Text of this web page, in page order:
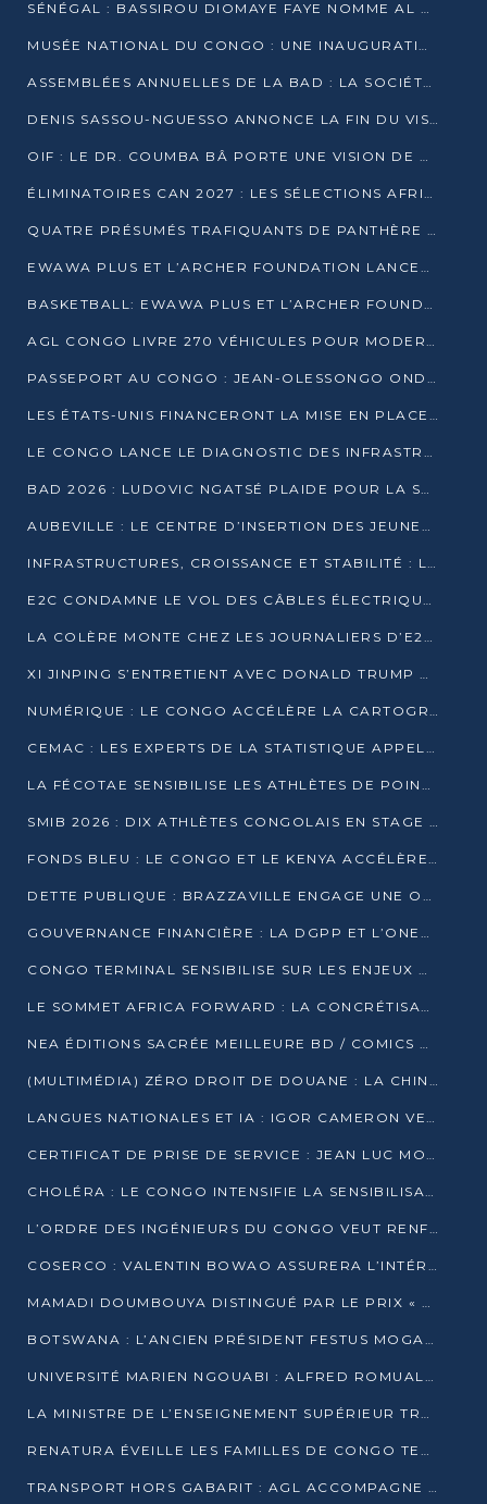
SÉNÉGAL : BASSIROU DIOMAYE FAYE NOMME AL AMINOU LÔ PREMIER MINISTRE
MUSÉE NATIONAL DU CONGO : UNE INAUGURATION PORTEUSE D’ESPOIR POUR LA CULTURE
ASSEMBLÉES ANNUELLES DE LA BAD : LA SOCIÉTÉ CIVILE CONGOLAISE À LA RECHERCHE DE PARTENAIRES POUR SES PROJETS
DENIS SASSOU-NGUESSO ANNONCE LA FIN DU VISA POUR LES AFRICAINS EN 2027
OIF : LE DR. COUMBA BÂ PORTE UNE VISION DE DIALOGUE, DE STABILITÉ ET DE RÉFORME À LA TÊTE
ÉLIMINATOIRES CAN 2027 : LES SÉLECTIONS AFRICAINES CONNAISSENT LEURS ADVERSAIRES
QUATRE PRÉSUMÉS TRAFIQUANTS DE PANTHÈRE ARRÊTÉS À EWO
EWAWA PLUS ET L’ARCHER FOUNDATION LANCENT UN CAMP DE BASKET POUR LES JEUNES À BRAZZAVILLE
BASKETBALL: EWAWA PLUS ET L’ARCHER FOUNDATION LANCENT UN CAMP POUR LES JEUNES
AGL CONGO LIVRE 270 VÉHICULES POUR MODERNISER LE TRANSPORT URBAIN
PASSEPORT AU CONGO : JEAN-OLESSONGO ONDAYE VEUT METTRE FIN AUX LENTEURS ADMINISTRATIVES
LES ÉTATS-UNIS FINANCERONT LA MISE EN PLACE DE JUSQU’À 50 CLINIQUES DE LUTTE CONTRE L’EBOLA
LE CONGO LANCE LE DIAGNOSTIC DES INFRASTRUCTURES SPORTIVES DU COMPLEXE DE KINTÉLÉ
BAD 2026 : LUDOVIC NGATSÉ PLAIDE POUR LA SOUVERAINETÉ FINANCIÈRE AFRICAINE
AUBEVILLE : LE CENTRE D’INSERTION DES JEUNES PRÊT À OUVRIR SES PORTES
INFRASTRUCTURES, CROISSANCE ET STABILITÉ : LA GUINÉE AFFÛTE SES AMBITIONS
E2C CONDAMNE LE VOL DES CÂBLES ÉLECTRIQUES APRÈS UNE VIDÉO VIRALE
LA COLÈRE MONTE CHEZ LES JOURNALIERS D’E2C QUI DÉNONCENT 20 ANS DE PRÉCARITÉ
XI JINPING S’ENTRETIENT AVEC DONALD TRUMP À BEIJING
NUMÉRIQUE : LE CONGO ACCÉLÈRE LA CARTOGRAPHIE DE SES INFRASTRUCTURES DIGITALES
CEMAC : LES EXPERTS DE LA STATISTIQUE APPELLENT À RENFORCER LA SÉCURISATION DES DONNÉES
LA FÉCOTAE SENSIBILISE LES ATHLÈTES DE POINTE-NOIRE À L’HYGIÈNE ALIMENTA
SMIB 2026 : DIX ATHLÈTES CONGOLAIS EN STAGE AU KENYA
FONDS BLEU : LE CONGO ET LE KENYA ACCÉLÈRENT LA MOBILISATION DES FINANCEMENTS
DETTE PUBLIQUE : BRAZZAVILLE ENGAGE UNE OPÉRATION DE RACHAT DE 575 MILLIONS DE DOLLARS
GOUVERNANCE FINANCIÈRE : LA DGPP ET L’ONEC-C VERS UN PARTENARIAT POUR ASSAINIR LES ENTREPRISES PUBLIQUES
CONGO TERMINAL SENSIBILISE SUR LES ENJEUX DE LA SANTÉ MENTALE EN
LE SOMMET AFRICA FORWARD : LA CONCRÉTISATION DE PARTENARIATS ÉQUILIBRÉS ET TOURNÉS VERS L’AVENIR ENTRE LE CONTINENT AFRICAIN ET LA FRANCE
NEA ÉDITIONS SACRÉE MEILLEURE BD / COMICS D’AFRIQUE AU KENYA
(MULTIMÉDIA) ZÉRO DROIT DE DOUANE : LA CHINE ET L’AFRIQUE VERS UNE PROXIMITÉ SANS PRÉCÉDENT (PAPIER GÉNÉRAL)
LANGUES NATIONALES ET IA : IGOR CAMERON VEUT ARRIMER LA STRATÉGIE IA À LA LOI SUR LA RECHERCHE
CERTIFICAT DE PRISE DE SERVICE : JEAN LUC MOUTHOU DÉMENT UNE « FAKE NEWS »
CHOLÉRA : LE CONGO INTENSIFIE LA SENSIBILISATION AU MARCHÉ DE TALANGAÏ
L’ORDRE DES INGÉNIEURS DU CONGO VEUT RENFORCER L’ÉTHIQUE ET LA CRÉDIBILITÉ DE LA PROFESSION
COSERCO : VALENTIN BOWAO ASSURERA L’INTÉRIM À LA TÊTE DU BUREAU EXÉCUTIF NATIONAL
MAMADI DOUMBOUYA DISTINGUÉ PAR LE PRIX « SUPER GRAND BÂTISSEUR BABACAR N’DIAYE »
BOTSWANA : L’ANCIEN PRÉSIDENT FESTUS MOGAE EST MORT À 86 ANS
UNIVERSITÉ MARIEN NGOUABI : ALFRED ROMUALD NGUYA POATY SOUTIENT UNE THÈSE SUR LE PARADOXE DE LA CROISSANCE EN ZONE CEMAC
LA MINISTRE DE L’ENSEIGNEMENT SUPÉRIEUR TRACE SA FEUILLE DE ROUTE
RENATURA ÉVEILLE LES FAMILLES DE CONGO TERMINAL À LA PROTECTION DE L’ENVIRONNEMENT
TRANSPORT HORS GABARIT : AGL ACCOMPAGNE LE DÉVELOPPEMENT DU SECTEUR BRASSICOLE AU CONGO